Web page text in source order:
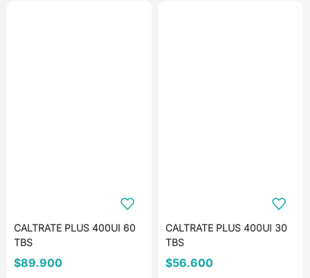
CALTRATE PLUS 400UI 60
TBS
$89.900
CALTRATE PLUS 400UI 30
TBS
$56.600